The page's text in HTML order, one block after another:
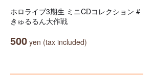
ホロライブ3期生 ミニCDコレクション #
きゅるるん大作戦
500 yen (tax included)